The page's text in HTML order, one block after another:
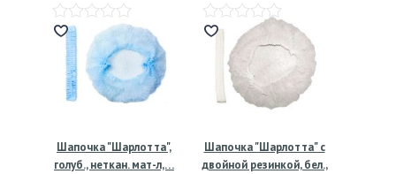
Шапочка "Шарлотта",
голуб., неткан. мат-л,…
Шапочка "Шарлотта" с
двойной резинкой, бел.,